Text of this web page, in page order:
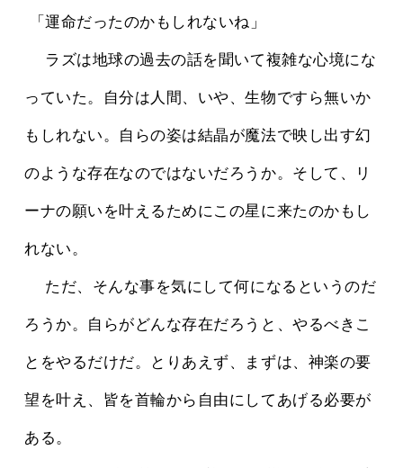
「運命だったのかもしれないね」
っていた。自分は人間、いや、生物ですら無いか
もしれない。自らの姿は結晶が魔法で映し出す幻
のような存在なのではないだろうか。そして、リ
ーナの願いを叶えるためにこの星に来たのかもし
れない。
ろうか。自らがどんな存在だろうと、やるべきこ
とをやるだけだ。とりあえず、まずは、神楽の要
望を叶え、皆を首輪から自由にしてあげる必要が
ある。